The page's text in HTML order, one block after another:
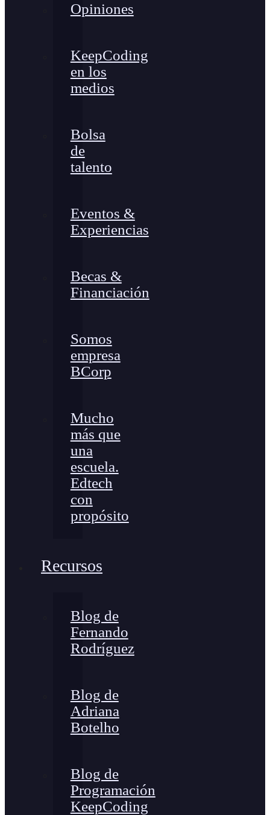
Opiniones
KeepCoding
en los
medios
Bolsa
de
talento
Eventos &
Experiencias
Becas &
Financiación
Somos
empresa
BCorp
Mucho
más que
una
escuela.
Edtech
con
propósito
Recursos
Blog de
Fernando
Rodríguez
Blog de
Adriana
Botelho
Blog de
Programación
KeepCoding